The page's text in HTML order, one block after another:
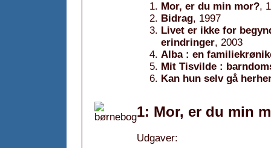
Mor, er du min mor?,
Bidrag, 1997
Livet er ikke for
erindringer, 2003
Alba : en
Mit Tisvilde :
Kan hun selv gå
1: Mor, er du min
Udgaver: